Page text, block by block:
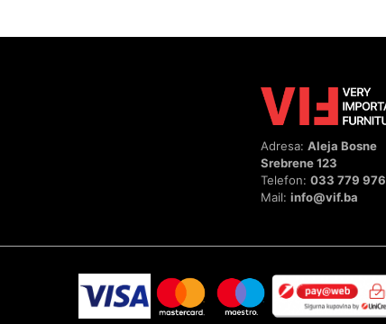
Adresa: Aleja Bosne
Srebrene 123
Telefon: 033 779 976
Mail: info@vif.ba